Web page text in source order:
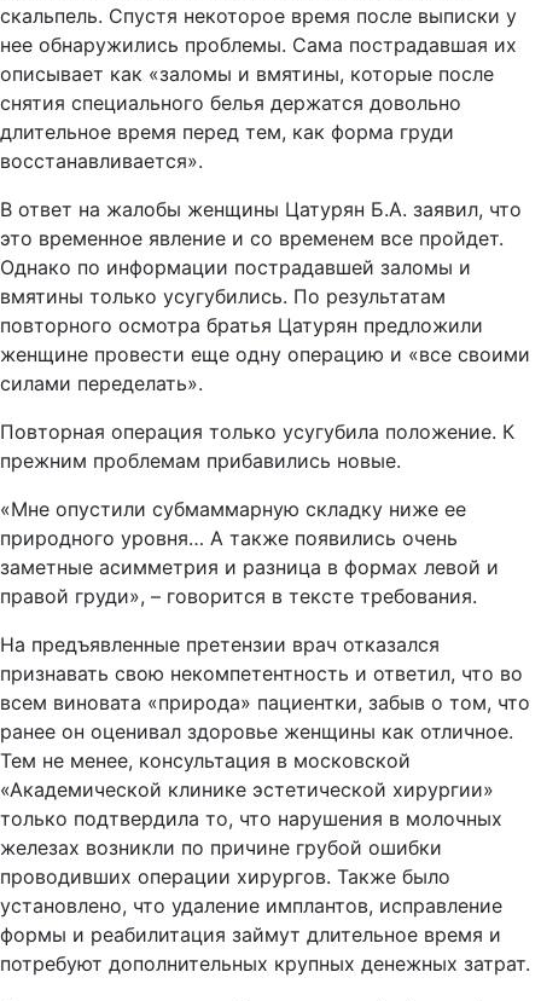
скальпель. Спустя некоторое время после выписки у
нее обнаружились проблемы. Сама пострадавшая их
описывает как «заломы и вмятины, которые после
снятия специального белья держатся довольно
длительное время перед тем, как форма груди
восстанавливается».
В ответ на жалобы женщины Цатурян Б.А. заявил, что
это временное явление и со временем все пройдет.
Однако по информации пострадавшей заломы и
вмятины только усугубились. По результатам
повторного осмотра братья Цатурян предложили
женщине провести еще одну операцию и «все своими
силами переделать».
Повторная операция только усугубила положение. К
прежним проблемам прибавились новые.
«Мне опустили субмаммарную складку ниже ее
природного уровня… А также появились очень
заметные асимметрия и разница в формах левой и
правой груди», – говорится в тексте требования.
На предъявленные претензии врач отказался
признавать свою некомпетентность и ответил, что во
всем виновата «природа» пациентки, забыв о том, что
ранее он оценивал здоровье женщины как отличное.
Тем не менее, консультация в московской
«Академической клинике эстетической хирургии»
только подтвердила то, что нарушения в молочных
железах возникли по причине грубой ошибки
проводивших операции хирургов. Также было
установлено, что удаление имплантов, исправление
формы и реабилитация займут длительное время и
потребуют дополнительных крупных денежных затрат.